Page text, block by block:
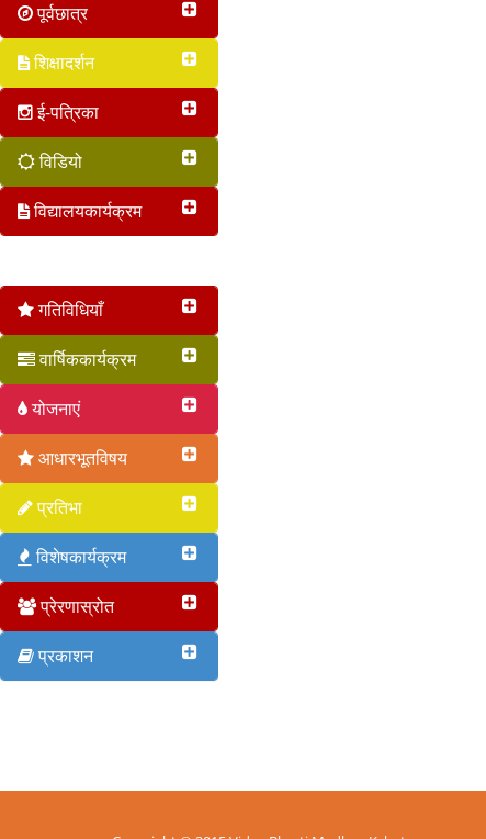
पूर्वछात्र
शिक्षादर्शन
ई-पत्रिका
विडियो
विद्यालयकार्यक्रम
गतिविधियाँ
वार्षिककार्यक्रम
योजनाएं
आधारभूतविषय
प्रतिभा
विशेषकार्यक्रम
प्रेरणास्रोत
प्रकाशन